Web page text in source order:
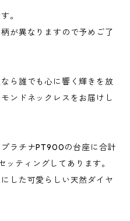
。
が異なりますので予めご了
ら誰でも心に響く輝きを放
ンドネックレスをお届けし
ラチナPT900の台座に合計
ティングしてあります。
した可愛らしい天然ダイヤ